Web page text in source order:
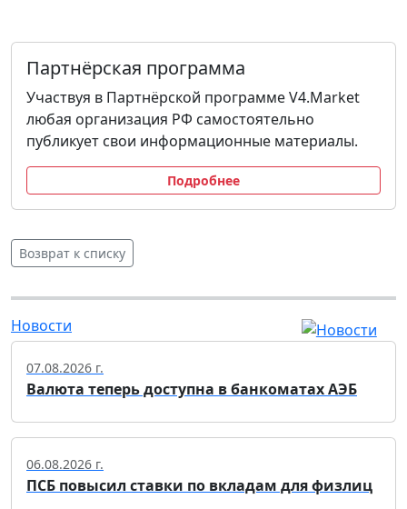
Партнёрская программа
Участвуя в Партнёрской программе V4.Market
любая организация РФ самостоятельно
публикует свои информационные материалы.
Подробнее
Возврат к списку
Новости
07.08.2026 г.
Валюта теперь доступна в банкоматах АЭБ
06.08.2026 г.
ПСБ повысил ставки по вкладам для физлиц